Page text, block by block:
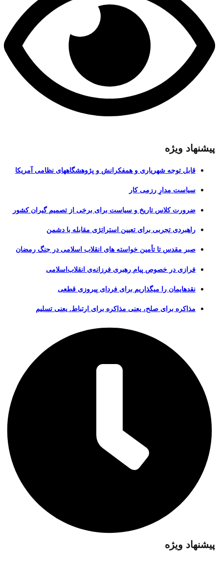
پیشنهاد ویژه
قابل توجه شهریاری و همفکرانش و پژوهشگاههای نظامی آمریکا
سیاست مدارِ رزمی کار
ضرورت کلاس تاریخ و سیاست برای برخی از تصمیم گیران کشور
راهبردی تجربی برای تعیین استراتژی مقابله با دشمن
صبر مقدس تا تأمین خواسته های انقلاب اسلامی در جنگ رمضان
فرازی در خصوص پیام رهبری فرزانه‌ی انقلاب‌اسلامی
نقدهایمان را میگذاریم برای فردای پیروزی قطعی
مذاکره برای صلح، یعنی مذاکره برای ارتباط. یعنی تسلیم
پیشنهاد ویژه